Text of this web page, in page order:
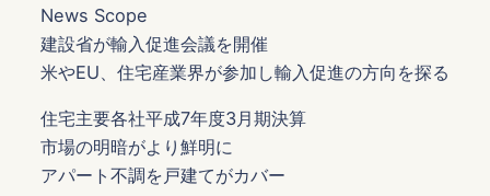
News Scope
建設省が輸入促進会議を開催
米やEU、住宅産業界が参加し輸入促進の方向を探る
住宅主要各社平成7年度3月期決算
市場の明暗がより鮮明に
アパート不調を戸建てがカバー